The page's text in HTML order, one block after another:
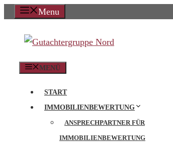
Zum
springen
Menu
MENÜ
START
IMMOBILIENBEWERTUNG
ANSPRECHPARTNER FÜR
IMMOBILIENBEWERTUNG